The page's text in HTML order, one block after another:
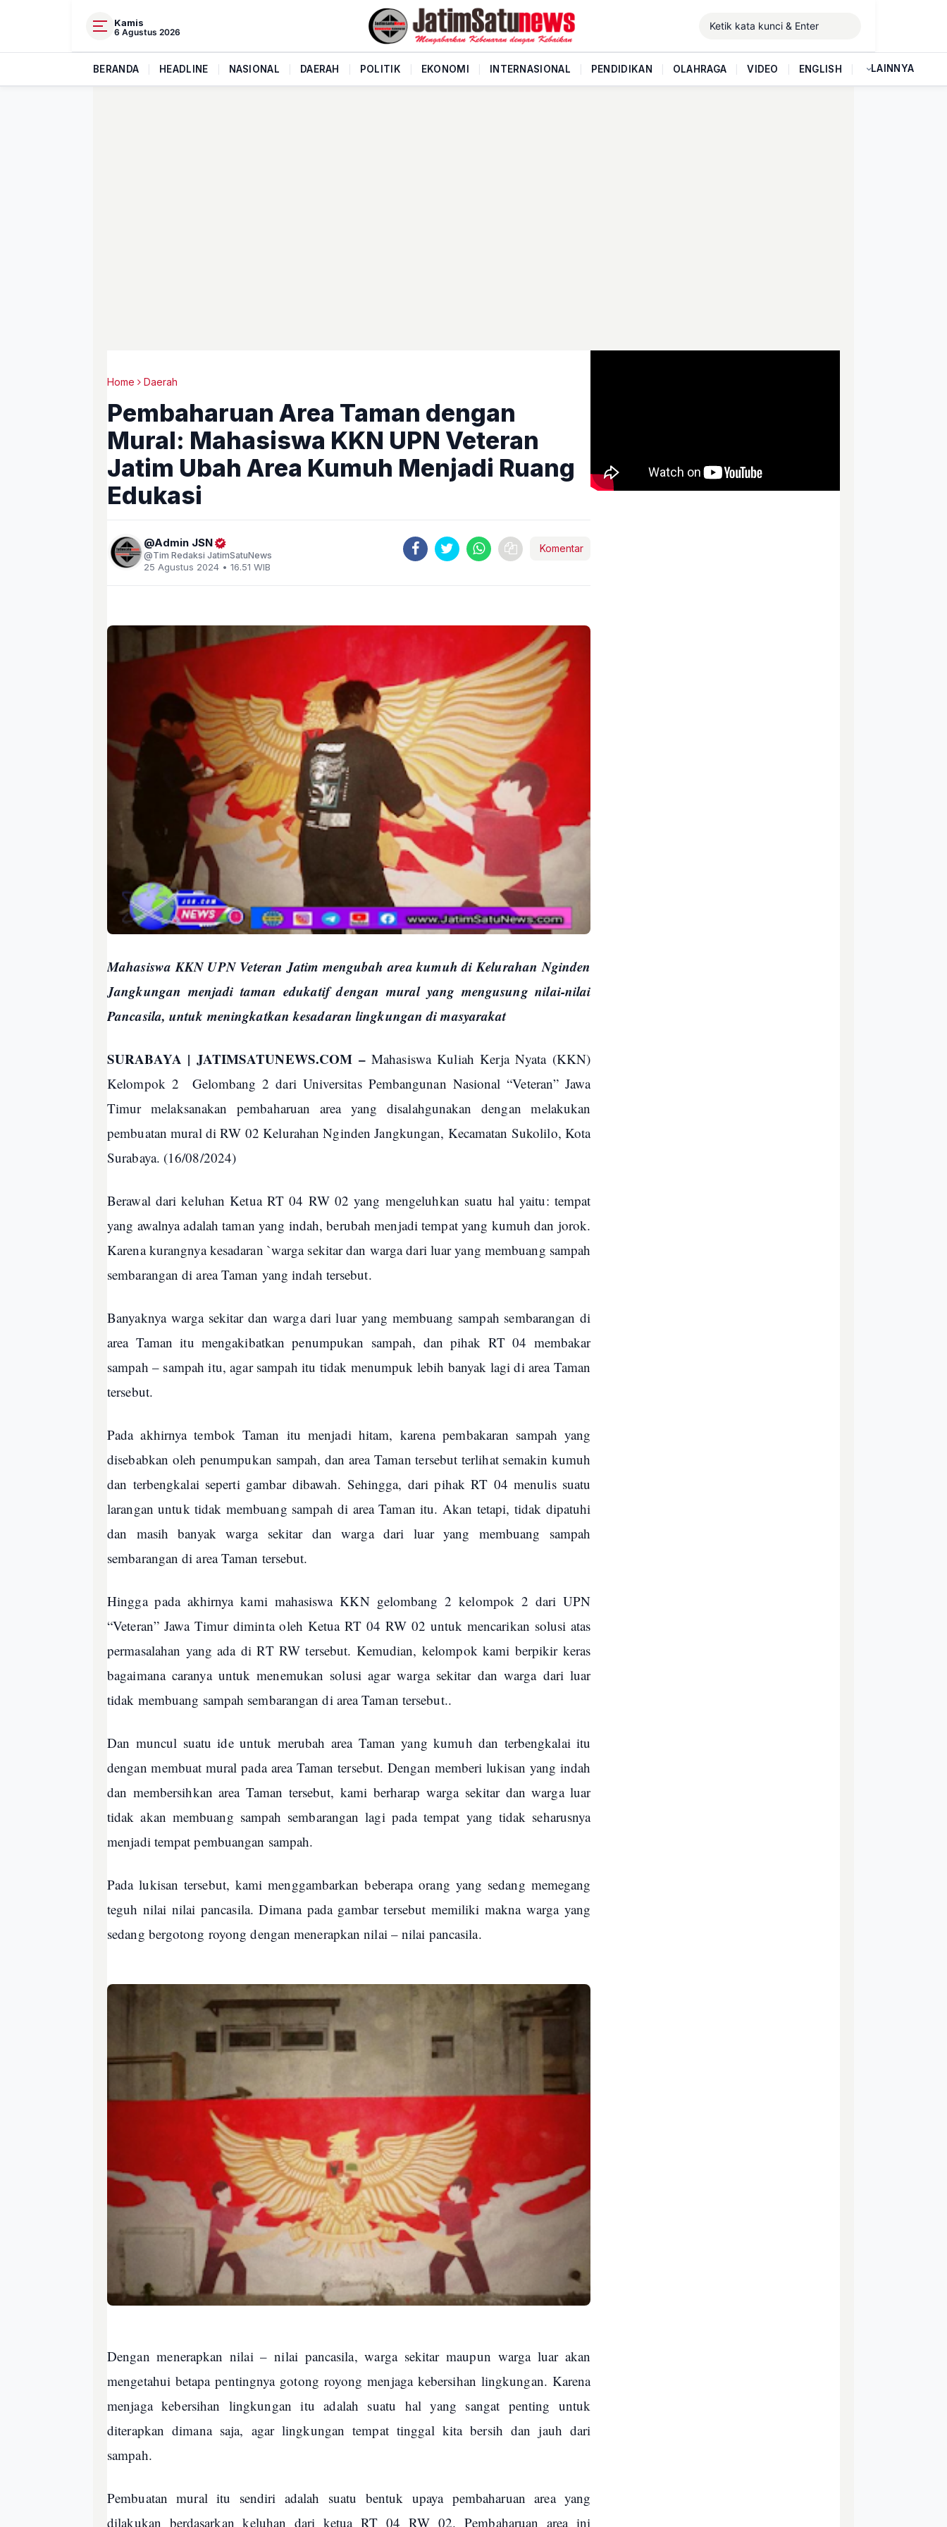
Kamis
6 Agustus 2026
BERANDA HEADLINE NASIONAL DAERAH POLITIK EKONOMI INTERNASIONAL PENDIDIKAN OLAHRAGA VIDEO ENGLISH LAINNYA
Home Daerah
Pembaharuan Area Taman dengan
Mural: Mahasiswa KKN UPN Veteran
Jatim Ubah Area Kumuh Menjadi Ruang
Edukasi
Admin JSN
Tim Redaksi JatimSatuNews
25 Agustus 2024 • 16.51 WIB
Komentar
Mahasiswa KKN UPN Veteran Jatim mengubah area kumuh di Kelurahan Nginden
Jangkungan menjadi taman edukatif dengan mural yang mengusung nilai-nilai
Pancasila, untuk meningkatkan kesadaran lingkungan di masyarakat
SURABAYA | JATIMSATUNEWS.COM – Mahasiswa Kuliah Kerja Nyata (KKN)
Kelompok 2
Gelombang 2 dari Universitas Pembangunan Nasional “Veteran” Jawa
Timur melaksanakan pembaharuan area yang disalahgunakan dengan melakukan
pembuatan mural di RW 02 Kelurahan Nginden Jangkungan, Kecamatan Sukolilo, Kota
Surabaya. (16/08/2024)
Berawal dari keluhan Ketua RT 04 RW 02 yang mengeluhkan suatu hal yaitu: tempat
yang awalnya adalah taman yang indah, berubah menjadi tempat yang kumuh dan jorok.
Karena kurangnya kesadaran `warga sekitar dan warga dari luar yang membuang sampah
sembarangan di area Taman yang indah tersebut.
Banyaknya warga sekitar dan warga dari luar yang membuang sampah sembarangan di
area Taman itu mengakibatkan penumpukan sampah, dan pihak RT 04 membakar
sampah – sampah itu, agar sampah itu tidak menumpuk lebih banyak lagi di area Taman
tersebut.
Pada akhirnya tembok Taman itu menjadi hitam, karena pembakaran sampah yang
disebabkan oleh penumpukan sampah, dan area Taman tersebut terlihat semakin kumuh
dan terbengkalai seperti gambar dibawah. Sehingga, dari pihak RT 04 menulis suatu
larangan untuk tidak membuang sampah di area Taman itu. Akan tetapi, tidak dipatuhi
dan masih banyak warga sekitar dan warga dari luar yang membuang sampah
sembarangan di area Taman tersebut.
Hingga pada akhirnya kami mahasiswa KKN gelombang 2 kelompok 2 dari UPN
“Veteran” Jawa Timur diminta oleh Ketua RT 04 RW 02 untuk mencarikan solusi atas
permasalahan yang ada di RT RW tersebut. Kemudian, kelompok kami berpikir keras
bagaimana caranya untuk menemukan solusi agar warga sekitar dan warga dari luar
tidak membuang sampah sembarangan di area Taman tersebut..
Dan muncul suatu ide untuk merubah area Taman yang kumuh dan terbengkalai itu
dengan membuat mural pada area Taman tersebut. Dengan memberi lukisan yang indah
dan membersihkan area Taman tersebut, kami berharap warga sekitar dan warga luar
tidak akan membuang sampah sembarangan lagi pada tempat yang tidak seharusnya
menjadi tempat pembuangan sampah.
Pada lukisan tersebut, kami menggambarkan beberapa orang yang sedang memegang
teguh nilai nilai pancasila. Dimana pada gambar tersebut memiliki makna warga yang
sedang bergotong royong dengan menerapkan nilai – nilai pancasila.
Dengan menerapkan nilai – nilai pancasila, warga sekitar maupun warga luar akan
mengetahui betapa pentingnya gotong royong menjaga kebersihan lingkungan. Karena
menjaga kebersihan lingkungan itu adalah suatu hal yang sangat penting untuk
diterapkan dimana saja, agar lingkungan tempat tinggal kita bersih dan jauh dari
sampah.
Pembuatan mural itu sendiri adalah suatu bentuk upaya pembaharuan area yang
dilakukan berdasarkan keluhan dari ketua RT 04 RW 02. Pembaharuan area ini